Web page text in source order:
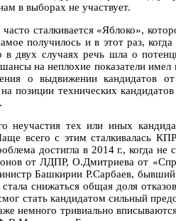
в выборах не участвует.
сталкивается «Яблоко»,
получилось и в этот раз,
двух случаях речь шла о
на неплохие показатели
о выдвижении кандидатов
позиции технических
неучастия тех или иных
всего с этим сталкивалась
достигла в 2014 г., когда
от ЛДПР, О.Дмитриева от
Башкирии Р.Сарбаев,
снижаться общая доля
стать кандидатом сильный
немного тривиально